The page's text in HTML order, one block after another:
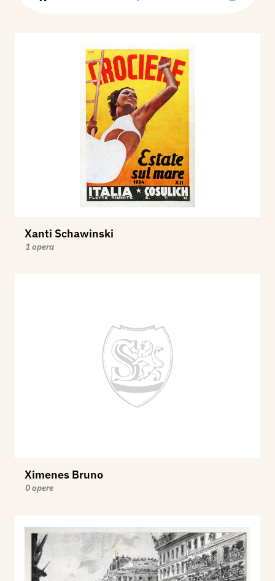
Xanti Schawinski
1 opera
Ximenes Bruno
0 opere